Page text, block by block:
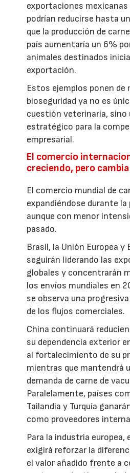
exportaciones mexicanas
podrían reducirse hasta
que la producción de
país aumentaría un 6%
animales destinados
exportación.
Estos ejemplos ponen de
bioseguridad ya no es
cuestión veterinaria, sino
estratégico para la
empresarial.
El comercio
creciendo, pero
El comercio mundial de
expandiéndose durante la
aunque con menor
pasado.
Brasil, la Unión Europea y
seguirán liderando las
globales y concentrarán
los envíos mundiales en
se observa una
de los flujos comerciales.
China continuará
su dependencia exterior
al fortalecimiento de su
mientras que mantendrá
demanda de carne de
Paralelamente, países
Tailandia y Turquía
como proveedores
Para la industria europea,
exigirá reforzar la
el valor añadido frente a